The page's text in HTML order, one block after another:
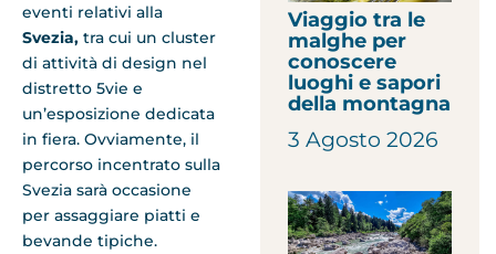
eventi relativi alla
Svezia, tra cui un cluster
di attività di design nel
distretto 5vie e
un’esposizione dedicata
in fiera. Ovviamente, il
percorso incentrato sulla
Svezia sarà occasione
per assaggiare piatti e
bevande tipiche.
Viaggio tra le
malghe per
conoscere
luoghi e sapori
della montagna
3 Agosto 2026